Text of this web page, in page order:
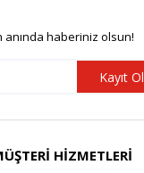
haberiniz olsun!
Kayıt Ol
HİZMETLERİ